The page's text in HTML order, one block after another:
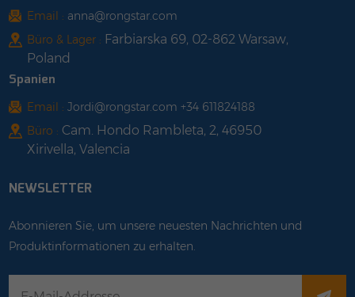
Email : anna@rongstar.com
Büro & Lager : Farbiarska 69, 02-862 Warsaw,
Poland
Spanien
Email : Jordi@rongstar.com +34 611824188
Büro : Cam. Hondo Rambleta, 2, 46950
Xirivella, Valencia
NEWSLETTER
Abonnieren Sie, um unsere neuesten Nachrichten und
Produktinformationen zu erhalten.